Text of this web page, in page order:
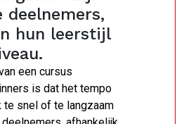
deelnemers,
hun leerstijl
een cursus
is dat het tempo
te snel of te langzaam